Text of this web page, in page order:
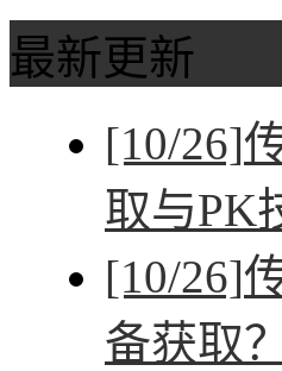
最新更新
[10/26]
取与PK
[10/26]
备获取？